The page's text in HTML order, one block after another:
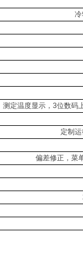
测定温度显示， 3位数码
定制
偏差修正，菜